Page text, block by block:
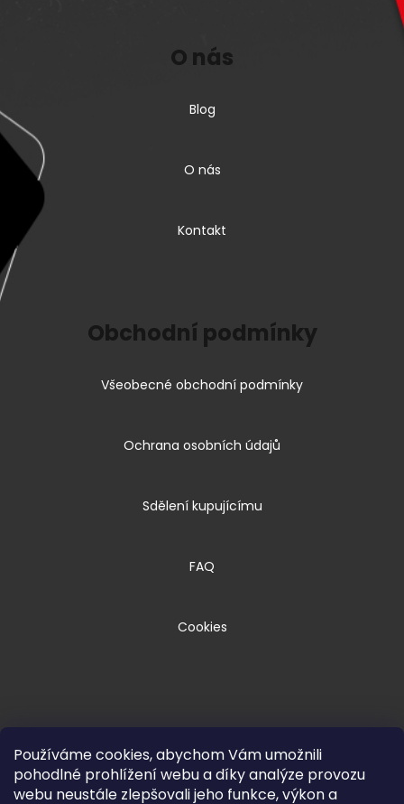
Používáme cookies, abychom Vám umožnili
pohodlné prohlížení webu a díky analýze provozu
webu neustále zlepšovali jeho funkce, výkon a
O nás
Blog
O nás
Kontakt
Obchodní podmínky
Všeobecné obchodní podmínky
Ochrana osobních údajů
Sdělení kupujícímu
FAQ
Cookies